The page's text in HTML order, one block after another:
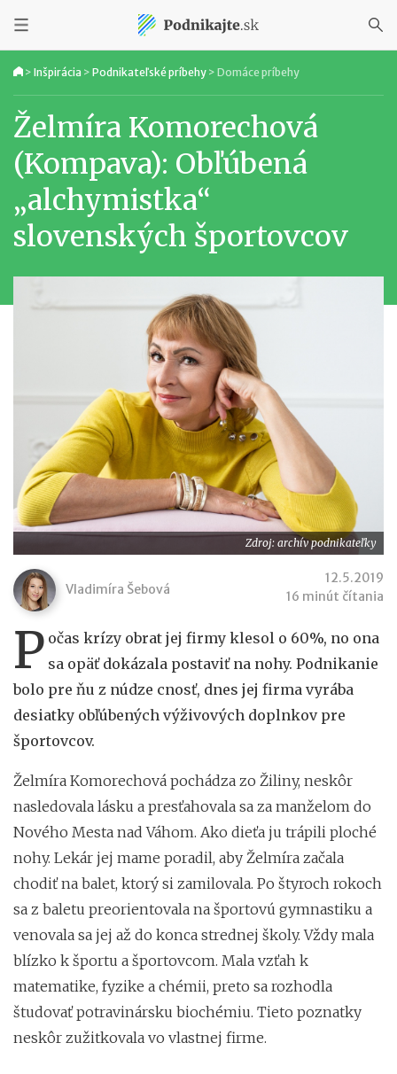
> Inšpirácia > Podnikateľské príbehy > Domáce príbehy
Želmíra Komorechová
(Kompava): Obľúbená
„alchymistka“
slovenských športovcov
Zdroj: archív podnikateľky
Vladimíra Šebová
12.5.2019
16 minút čítania
P očas krízy obrat jej firmy klesol o 60%, no ona
sa opäť dokázala postaviť na nohy. Podnikanie
bolo pre ňu z núdze cnosť, dnes jej firma vyrába
desiatky obľúbených výživových doplnkov pre
športovcov.
Želmíra Komorechová pochádza zo Žiliny, neskôr
nasledovala lásku a presťahovala sa za manželom do
Nového Mesta nad Váhom. Ako dieťa ju trápili ploché
nohy. Lekár jej mame poradil, aby Želmíra začala
chodiť na balet, ktorý si zamilovala. Po štyroch rokoch
sa z baletu preorientovala na športovú gymnastiku a
venovala sa jej až do konca strednej školy. Vždy mala
blízko k športu a športovcom. Mala vzťah k
matematike, fyzike a chémii, preto sa rozhodla
študovať potravinársku biochémiu. Tieto poznatky
neskôr zužitkovala vo vlastnej firme.